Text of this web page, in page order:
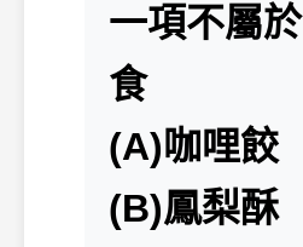
一項不屬
食
(A)咖哩餃
(B)鳳梨酥